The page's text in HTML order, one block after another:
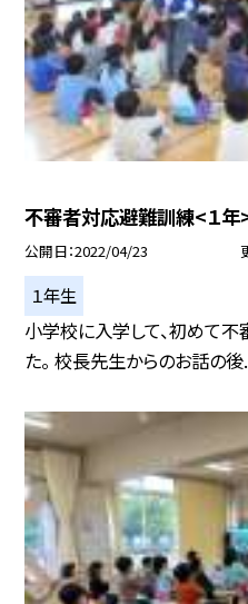
不審者対応避難訓練<１年
公開日 2022/04/23
１年生
小学校に入学して、初めて
た。 校長先生からのお話の後